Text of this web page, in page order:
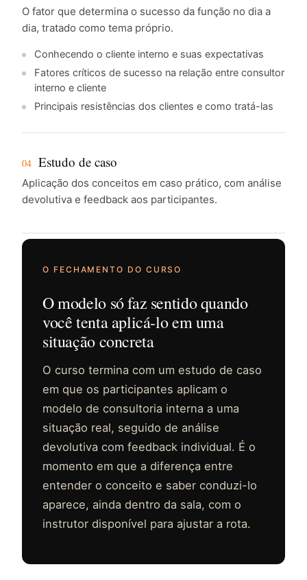
O fator que determina o sucesso da função no dia a
dia, tratado como tema próprio.
Conhecendo o cliente interno e suas expectativas
Fatores críticos de sucesso na relação entre consultor
interno e cliente
Principais resistências dos clientes e como tratá-las
04 Estudo de caso
Aplicação dos conceitos em caso prático, com análise
devolutiva e feedback aos participantes.
O FECHAMENTO DO CURSO
O modelo só faz sentido quando
você tenta aplicá-lo em uma
situação concreta
O curso termina com um estudo de caso
em que os participantes aplicam o
modelo de consultoria interna a uma
situação real, seguido de análise
devolutiva com feedback individual. É o
momento em que a diferença entre
entender o conceito e saber conduzi-lo
aparece, ainda dentro da sala, com o
instrutor disponível para ajustar a rota.